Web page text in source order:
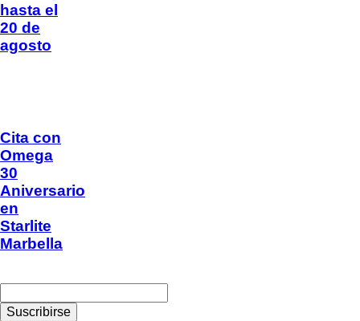
hasta el
20 de
agosto
Cita con
Omega
30
Aniversario
en
Starlite
Marbella